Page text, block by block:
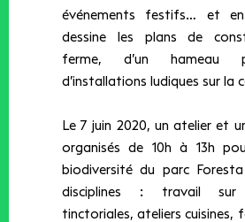
événements festifs… et
dessine les plans de
ferme, d’un hameau
d’installations ludiques sur la
Le 7 juin 2020, un atelier et
organisés de 10h à 13h
biodiversité du parc
disciplines : travail sur
tinctoriales, ateliers cuisines,